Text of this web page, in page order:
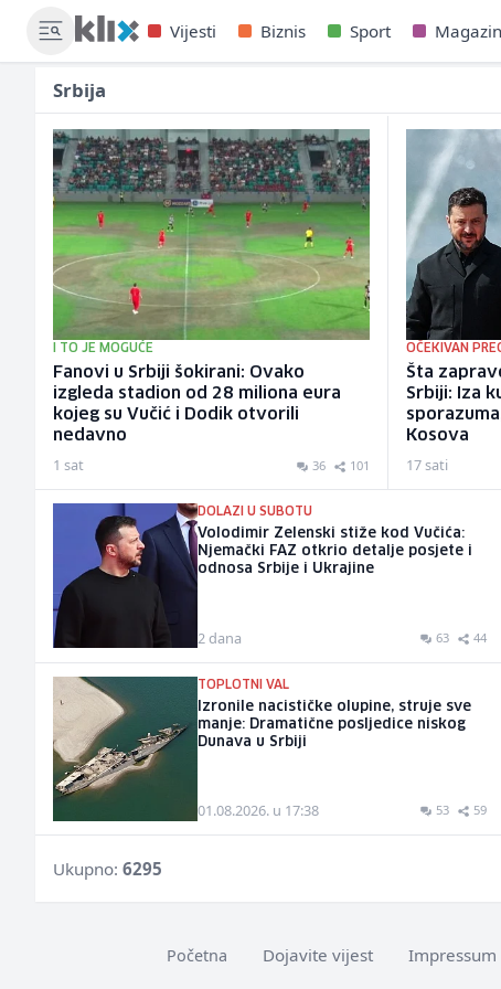
Vijesti Biznis Sport Magazin
Srbija
I TO JE MOGUĆE
Fanovi u Srbiji šokirani: Ovako
izgleda stadion od 28 miliona eura
kojeg su Vučić i Dodik otvorili
nedavno
1 sat 36 101
OČEKIVAN
Šta
Srbiji: Iza
Kosova
17 sati
DOLAZI U SUBOTU
Volodimir Zelenski stiže kod Vučića:
Njemački FAZ otkrio detalje posjete i
odnosa Srbije i Ukrajine
2 dana 63 44
TOPLOTNI VAL
Izronile nacističke olupine, struje sve
manje: Dramatične posljedice niskog
Dunava u Srbiji
01.08.2026. u 17:38 53 59
Ukupno: 6295
Početna Dojavite vijest Impressum